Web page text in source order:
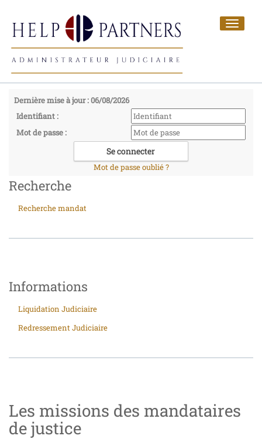
Toggle
Dernière mise à jour : 06/08/2026
Identifiant :
Mot de passe :
Mot de passe oublié ?
Recherche
Recherche mandat
Informations
Liquidation Judiciaire
Redressement Judiciaire
Les missions des mandataires
de justice